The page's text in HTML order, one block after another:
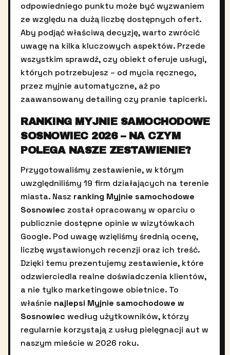
odpowiedniego punktu może być wyzwaniem
ze względu na dużą liczbę dostępnych ofert.
Aby podjąć właściwą decyzję, warto zwrócić
uwagę na kilka kluczowych aspektów. Przede
wszystkim sprawdź, czy obiekt oferuje usługi,
których potrzebujesz – od mycia ręcznego,
przez myjnie automatyczne, aż po
zaawansowany detailing czy pranie tapicerki.
RANKING MYJNIE SAMOCHODOWE
SOSNOWIEC 2026 – NA CZYM
POLEGA NASZE ZESTAWIENIE?
Przygotowaliśmy zestawienie, w którym
uwzględniliśmy 19 firm działających na terenie
miasta. Nasz ranking Myjnie samochodowe
Sosnowiec został opracowany w oparciu o
publicznie dostępne opinie w wizytówkach
Google. Pod uwagę wzięliśmy średnią ocenę,
liczbę wystawionych recenzji oraz ich treść.
Dzięki temu prezentujemy zestawienie, które
odzwierciedla realne doświadczenia klientów,
a nie tylko marketingowe obietnice. To
właśnie najlepsi Myjnie samochodowe w
Sosnowiec według użytkowników, którzy
regularnie korzystają z usług pielęgnacji aut w
naszym mieście w 2026 roku.